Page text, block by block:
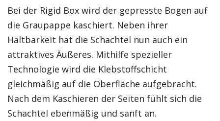
Bei der Rigid Box wird der gepresste Bogen auf
die Graupappe kaschiert. Neben ihrer
Haltbarkeit hat die Schachtel nun auch ein
attraktives Äußeres. Mithilfe spezieller
Technologie wird die Klebstoffschicht
gleichmäßig auf die Oberfläche aufgebracht.
Nach dem Kaschieren der Seiten fühlt sich die
Schachtel ebenmäßig und sanft an.